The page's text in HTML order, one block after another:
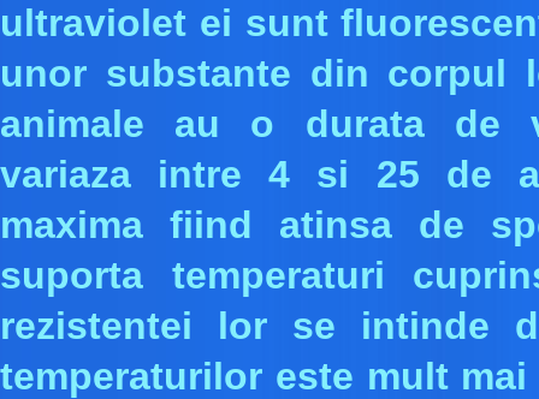
ultraviolet ei sunt
unor substante din corpul
animale au o durata de
variaza intre 4 si 25 de
maxima fiind atinsa de
suporta temperaturi
rezistentei lor se intinde
temperaturilor este mult